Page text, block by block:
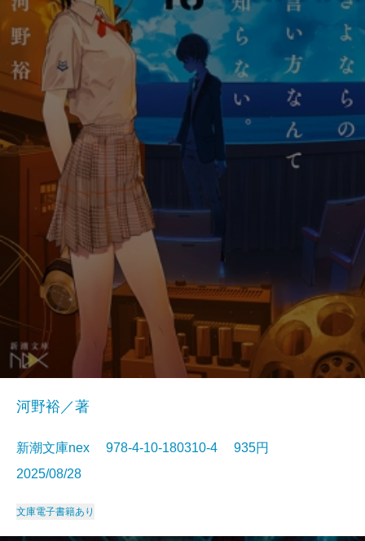
河野裕／著
新潮文庫nex 978-4-10-180310-4 935円
2025/08/28
文庫電子書籍あり